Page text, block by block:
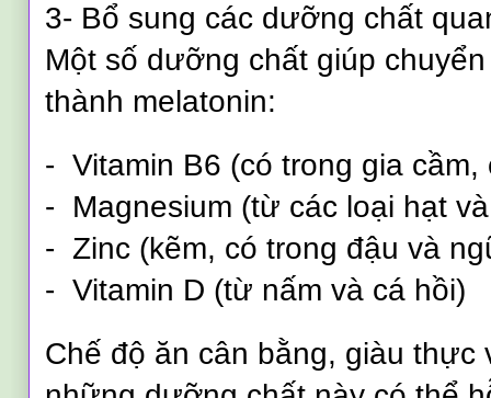
3- Bổ sung các dưỡng chất
Một số dưỡng chất giúp
thành melatonin:
- Vitamin B6 (có trong gia cầm,
- Magnesium (từ các loại hạt
- Zinc (kẽm, có trong đậu và
- Vitamin D (từ nấm và cá hồi)
Chế độ ăn cân bằng, giàu thực